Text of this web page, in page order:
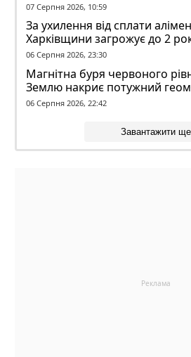
07 Серпня 2026, 10:59
За ухилення від сплати
Харківщини загрожує до 2
волі
06 Серпня 2026, 23:30
Магнітна буря червоного
Землю накриє потужний
06 Серпня 2026, 22:42
Завантажити ще